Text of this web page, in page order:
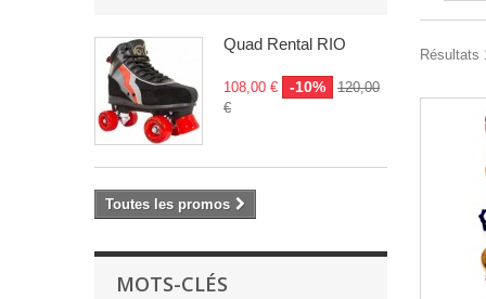
Quad Rental RIO
108,00 € -10%
120,00
€
Toutes les promos
MOTS-CLÉS
Résultats